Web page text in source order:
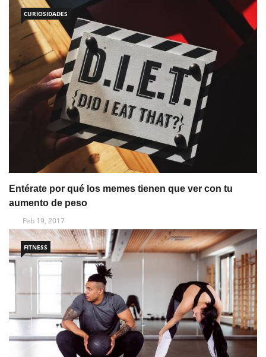
CURIOSIDADES
Entérate por qué los memes tienen que ver con tu
aumento de peso
Feb 19, 2017
FITNESS